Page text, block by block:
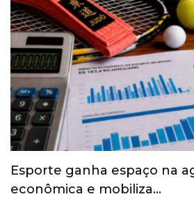
Esporte ganha espaço na
econômica e mobiliza…